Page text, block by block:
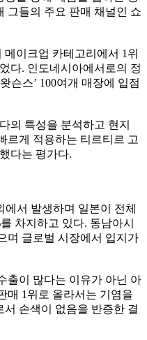
그들의 주요 판매 채널인 쇼
이크업 카테고리에서 1위
다. 인도네시아에서로의 정
슨스’ 100여개 매장에 입점
의 특성을 분석하고 현지
르게 적용하는 티르티르 고
다는 평가다.
서 발생하며 일본이 전체
차지하고 있다. 동남아시
며 글로벌 시장에서 입지가
출이 많다는 이유가 아닌 아
매 1위로 올라서는 기염을
손색이 없음을 반증한 결